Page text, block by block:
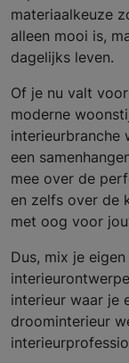
materiaalkeuze
alleen mooi is,
dagelijks leven.
Of je nu valt
moderne
interieurbranche
een
mee over de
en zelfs over de
met oog voor
Dus, mix je
interieur waar je
droominterieur